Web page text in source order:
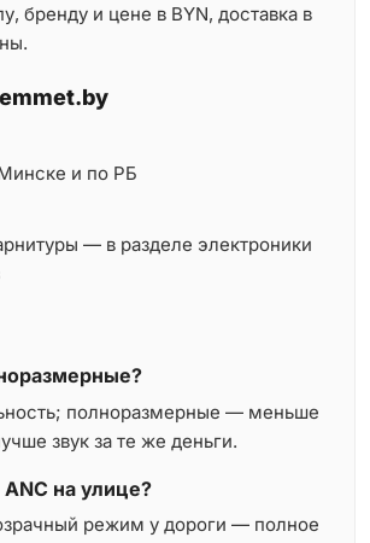
бренду и цене в BYN, доставка в
и по РБ
— в разделе электроники
полноразмерные — меньше
звук за те же деньги.
на улице?
режим у дороги — полное